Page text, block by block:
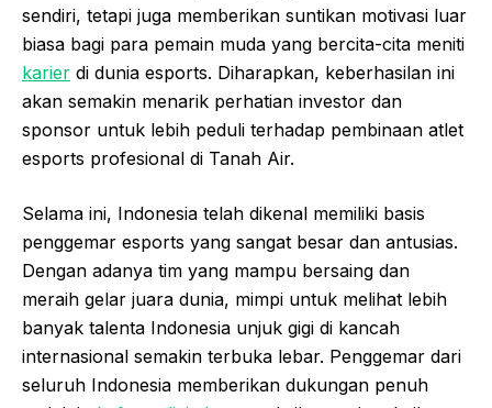
sendiri, tetapi juga memberikan suntikan motivasi luar
biasa bagi para pemain muda yang bercita-cita meniti
karier di dunia esports. Diharapkan, keberhasilan ini
akan semakin menarik perhatian investor dan
sponsor untuk lebih peduli terhadap pembinaan atlet
esports profesional di Tanah Air.
Selama ini, Indonesia telah dikenal memiliki basis
penggemar esports yang sangat besar dan antusias.
Dengan adanya tim yang mampu bersaing dan
meraih gelar juara dunia, mimpi untuk melihat lebih
banyak talenta Indonesia unjuk gigi di kancah
internasional semakin terbuka lebar. Penggemar dari
seluruh Indonesia memberikan dukungan penuh